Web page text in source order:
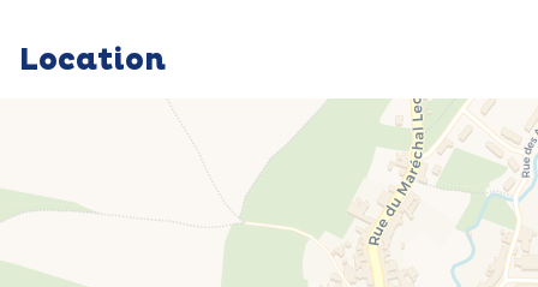
Location